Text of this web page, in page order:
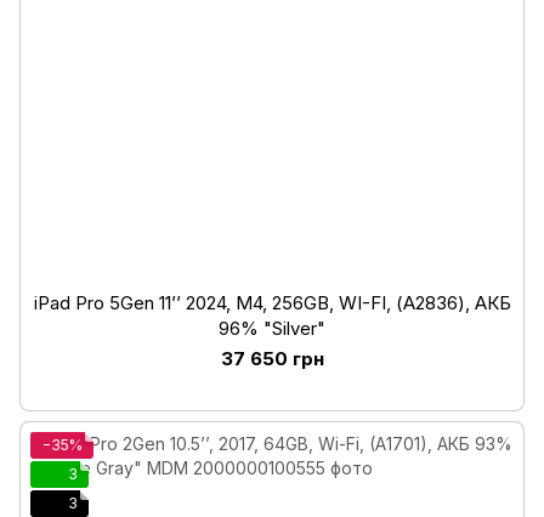
iPad Pro 5Gen 11’’ 2024, М4, 256GB, WI-FI, (А2836), АКБ
96% "Silver"
37 650 грн
−35%
3
3